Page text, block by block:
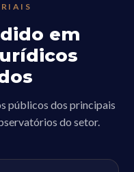
em
públicos dos principais
do setor.